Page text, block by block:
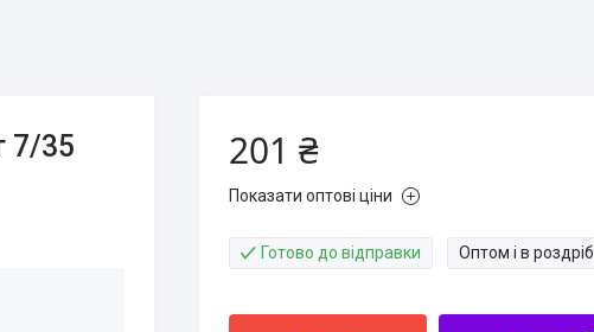
7/35
201 ₴
Показати оптові ціни
Готово до відправки Оптом і в роздріб